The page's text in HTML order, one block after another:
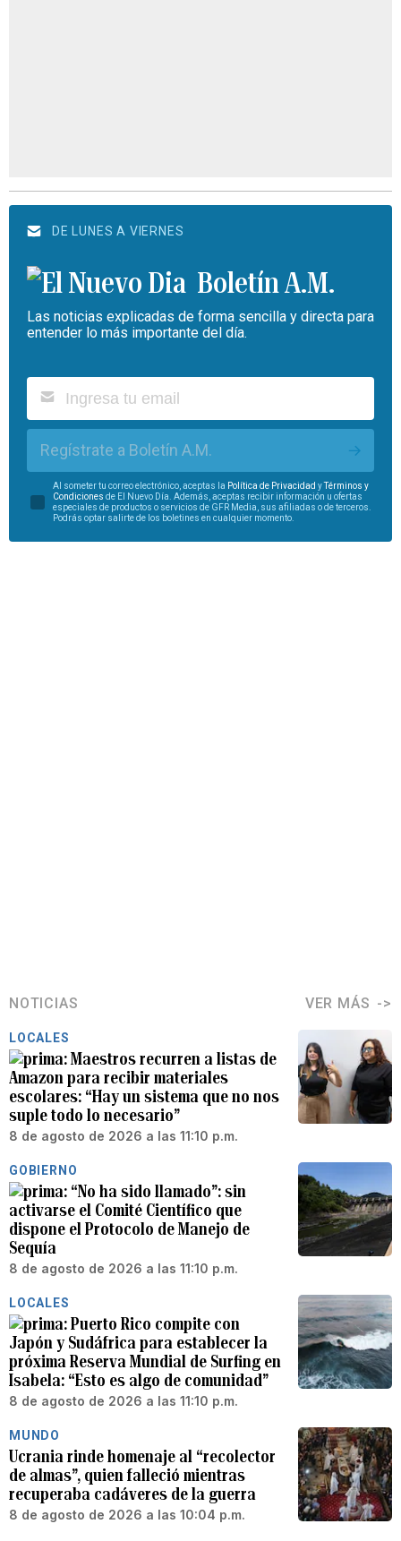
DE LUNES A VIERNES
Boletín A.M.
Las noticias explicadas de forma sencilla y directa para
entender lo más importante del día.
Regístrate a Boletín A.M.
Al someter tu correo electrónico, aceptas la Política de Privacidad yTérminos y
Condiciones de El Nuevo Día. Además, aceptas recibir información u ofertas
especiales de productos o servicios de GFR Media, sus afiliadas o de terceros.
Podrás optar salirte de los boletines en cualquier momento.
NOTICIAS VER MÁS
LOCALES
Maestros recurren a listas de
Amazon para recibir materiales
escolares: “Hay un sistema que no nos
suple todo lo necesario”
8 de agosto de 2026 a las 11:10 p.m.
GOBIERNO
“No ha sido llamado”: sin
activarse el Comité Científico que
dispone el Protocolo de Manejo de
Sequía
8 de agosto de 2026 a las 11:10 p.m.
LOCALES
Puerto Rico compite con
Japón y Sudáfrica para establecer la
próxima Reserva Mundial de Surfing en
Isabela: “Esto es algo de comunidad”
8 de agosto de 2026 a las 11:10 p.m.
MUNDO
Ucrania rinde homenaje al “recolector
de almas”, quien falleció mientras
recuperaba cadáveres de la guerra
8 de agosto de 2026 a las 10:04 p.m.